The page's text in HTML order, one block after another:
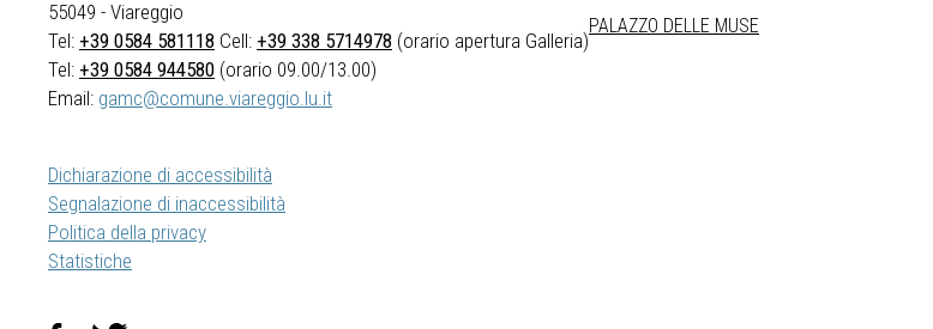
55049 - Viareggio
Tel: +39 0584 581118 Cell: +39 338 5714978 (orario apertura Galleria)
Tel: +39 0584 944580 (orario 09.00/13.00)
Email: gamc@comune.viareggio.lu.it
Dichiarazione di accessibilità
Segnalazione di inaccessibilità
Politica della privacy
Statistiche
PALAZZO DELLE MUSE